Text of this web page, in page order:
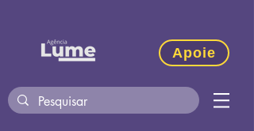
Apoie